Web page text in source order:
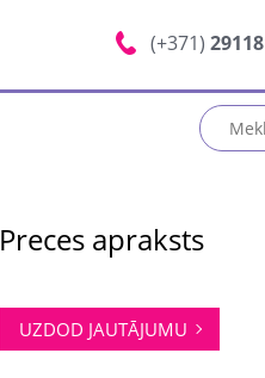
(+371)
Preces apraksts
UZDOD JAUTĀJUMU